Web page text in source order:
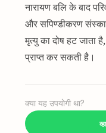
नारायण बलि के बाद
और सपिण्डीकरण
मृत्यु का दोष हट जाता
प्राप्त कर सकती है।
क्या यह उपयोगी था?